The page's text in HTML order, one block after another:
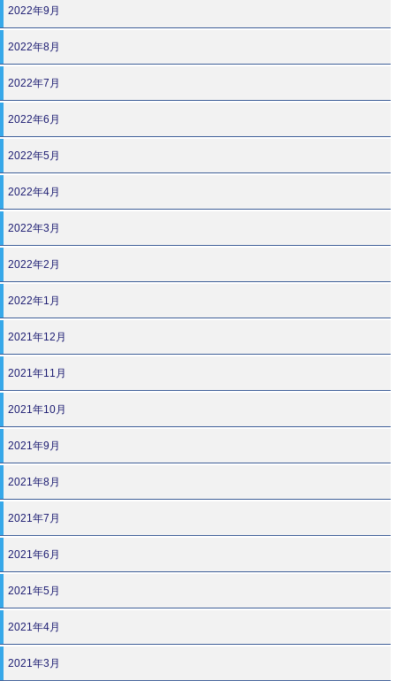
2022年9月
2022年8月
2022年7月
2022年6月
2022年5月
2022年4月
2022年3月
2022年2月
2022年1月
2021年12月
2021年11月
2021年10月
2021年9月
2021年8月
2021年7月
2021年6月
2021年5月
2021年4月
2021年3月